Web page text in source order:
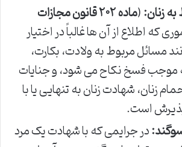
زنان:(
ماده ۲۰۲ قانون مجازات
که اطلاع از آن ها غالباً در اختیار
مسائل مربوط به ولادت، بکارت،
موجب فسخ نکاح می شود، و جنایات
زنان، شهادت زنان به تنهایی یا با
است.
در جرایمی که با شهادت یک مرد